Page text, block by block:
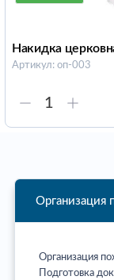
Накидка
Артикул: оп-003
Организация
Организация
Подготовка